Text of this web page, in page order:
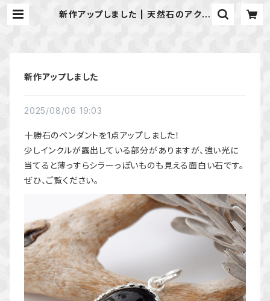
新作アップしました | 天然石のアクセ
新作アップしました
2025/08/06 19:03
十勝石のペンダントを1点アップしました！
少しインクルが露出している部分がありますが、強い光に
当てると薄っすらシラーっぽいものも見える面白い石です。
ぜひ、ご覧ください。